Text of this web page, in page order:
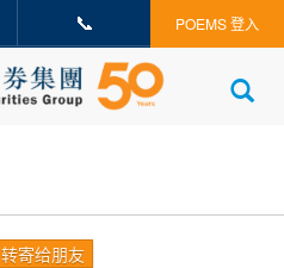
📞 POEMS 登入
转寄给朋友